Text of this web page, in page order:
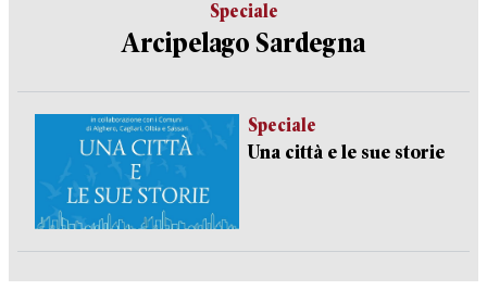
Speciale
Arcipelago Sardegna
Speciale
Una città e le sue storie